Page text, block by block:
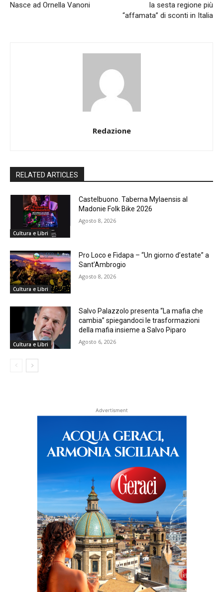
Nasce ad Ornella Vanoni
la sesta regione più
“affamata” di sconti in Italia
Redazione
RELATED ARTICLES
Cultura e Libri
Castelbuono. Taberna Mylaensis al
Madonie Folk Bike 2026
Agosto 8, 2026
Cultura e Libri
Pro Loco e Fidapa – “Un giorno d’estate” a
Sant’Ambrogio
Agosto 8, 2026
Cultura e Libri
Salvo Palazzolo presenta “La mafia che
cambia” spiegandoci le trasformazioni
della mafia insieme a Salvo Piparo
Agosto 6, 2026
Advertisment